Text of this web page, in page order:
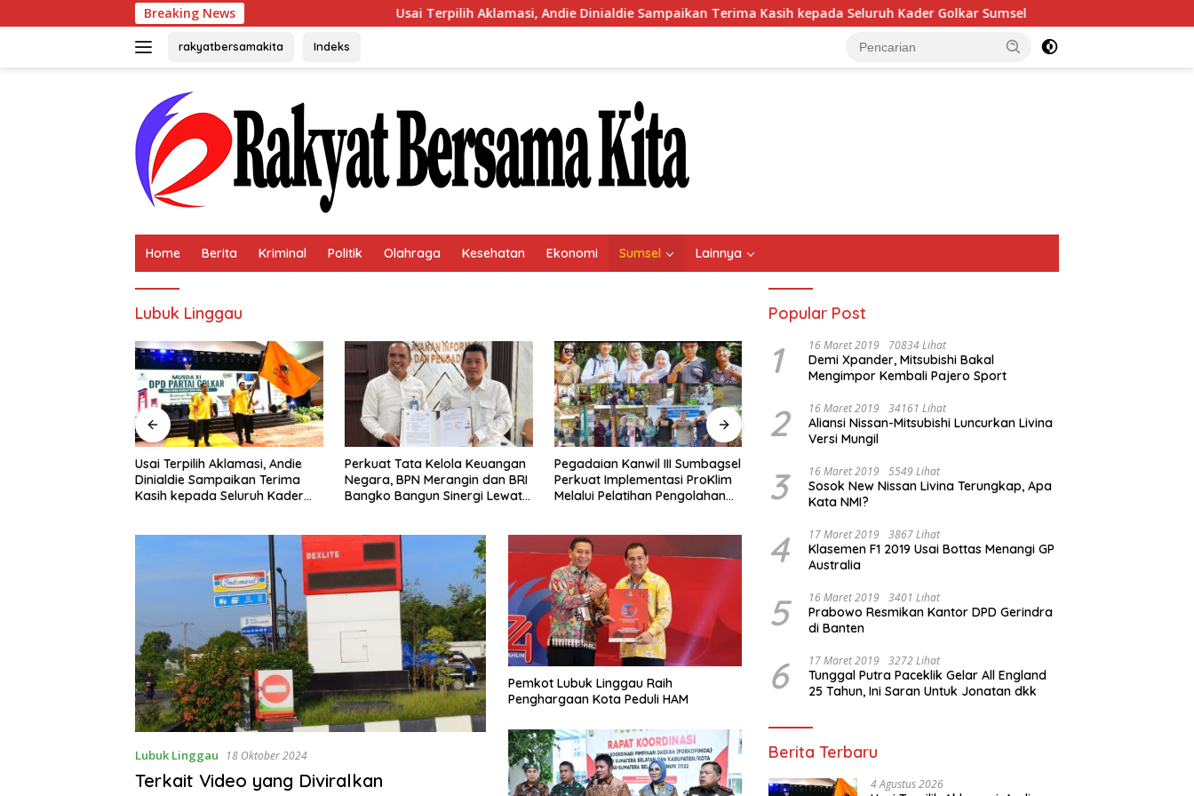
ke
Breaking News Usai Terpilih Aklamasi, Andie Dinialdie Sampaikan Terima Kasih kepada Seluruh Kader Golkar Sumsel
rakyatbersamakita Indeks
Home Berita Kriminal Politik Olahraga Kesehatan Ekonomi Sumsel Lainnya
Lubuk Linggau
Usai Terpilih Aklamasi, Andie
Dinialdie Sampaikan Terima
Kasih kepada Seluruh Kader
Perkuat Tata Kelola Keuangan
Negara, BPN Merangin dan BRI
Bangko Bangun Sinergi Lewat
Pegadaian Kanwil III Sumbagsel
Perkuat Implementasi ProKlim
Melalui Pelatihan Pengolahan
Palembang, Ahmad Suhaimi
Gandeng LBH dan Tolak
Pengukuran BPN Unprosedural
Pemprov Sumsel: Penawaran
Lebih Murah Digugurkan,
Lubuk Linggau 18 Oktober 2024
Terkait Video yang Diviralkan
Pemkot Lubuk Linggau Raih
Penghargaan Kota Peduli HAM
Popular Post
1 16 Maret 2019 70834 Lihat
Demi Xpander, Mitsubishi Bakal
Mengimpor Kembali Pajero Sport
2 16 Maret 2019 34161 Lihat
Aliansi Nissan-Mitsubishi Luncurkan Livina
Versi Mungil
3 16 Maret 2019 5549 Lihat
Sosok New Nissan Livina Terungkap, Apa
Kata NMI?
4 17 Maret 2019 3867 Lihat
Klasemen F1 2019 Usai Bottas Menangi GP
Australia
5 16 Maret 2019 3401 Lihat
Prabowo Resmikan Kantor DPD Gerindra
di Banten
6 17 Maret 2019 3272 Lihat
Tunggal Putra Paceklik Gelar All England
25 Tahun, Ini Saran Untuk Jonatan dkk
Berita Terbaru
4 Agustus 2026